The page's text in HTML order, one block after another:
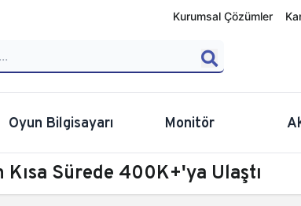
Kurumsal Çözümler
Oyun Bilgisayarı Monitör
Kısa Sürede 400K+'ya Ulaştı